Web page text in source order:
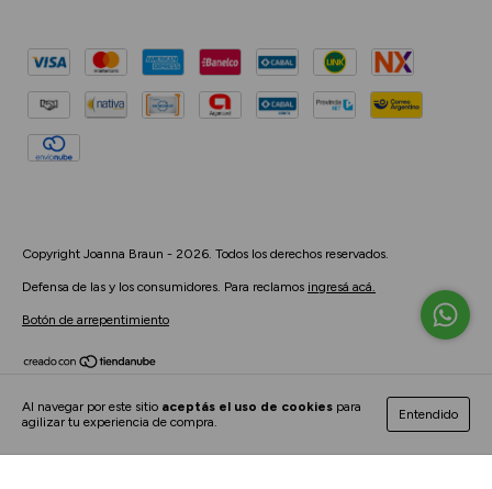
Al navegar por este sitio aceptás el uso de cookies para
agilizar tu experiencia de compra.
Entendido
Copyright Joanna Braun - 2026. Todos los derechos reservados.
Defensa de las y los consumidores. Para reclamos ingresá acá.
Botón de arrepentimiento